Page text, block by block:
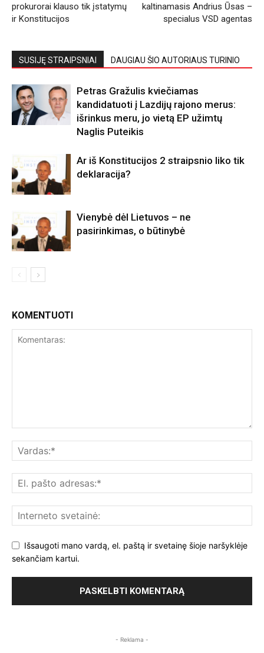
prokurorai klauso tik įstatymų
ir Konstitucijos
kaltinamasis Andrius Ūsas –
specialus VSD agentas
SUSIJĘ STRAIPSNIAI DAUGIAU ŠIO AUTORIAUS TURINIO
Petras Gražulis kviečiamas
kandidatuoti į Lazdijų rajono merus:
išrinkus meru, jo vietą EP užimtų
Naglis Puteikis
Ar iš Konstitucijos 2 straipsnio liko tik
deklaracija?
Vienybė dėl Lietuvos – ne
pasirinkimas, o būtinybė
KOMENTUOTI
Išsaugoti mano vardą, el. paštą ir svetainę šioje naršyklėje
sekančiam kartui.
- Reklama -